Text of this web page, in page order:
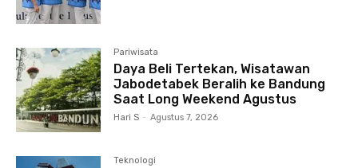
Pariwisata
Daya Beli Tertekan, Wisatawan
Jabodetabek Beralih ke Bandung
Saat Long Weekend Agustus
Hari S - Agustus 7, 2026
Teknologi